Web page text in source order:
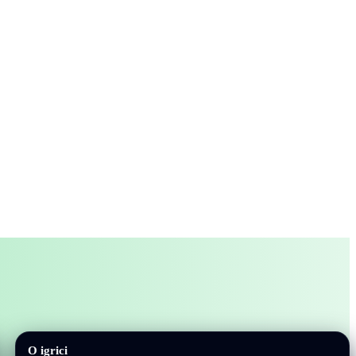
O igrici